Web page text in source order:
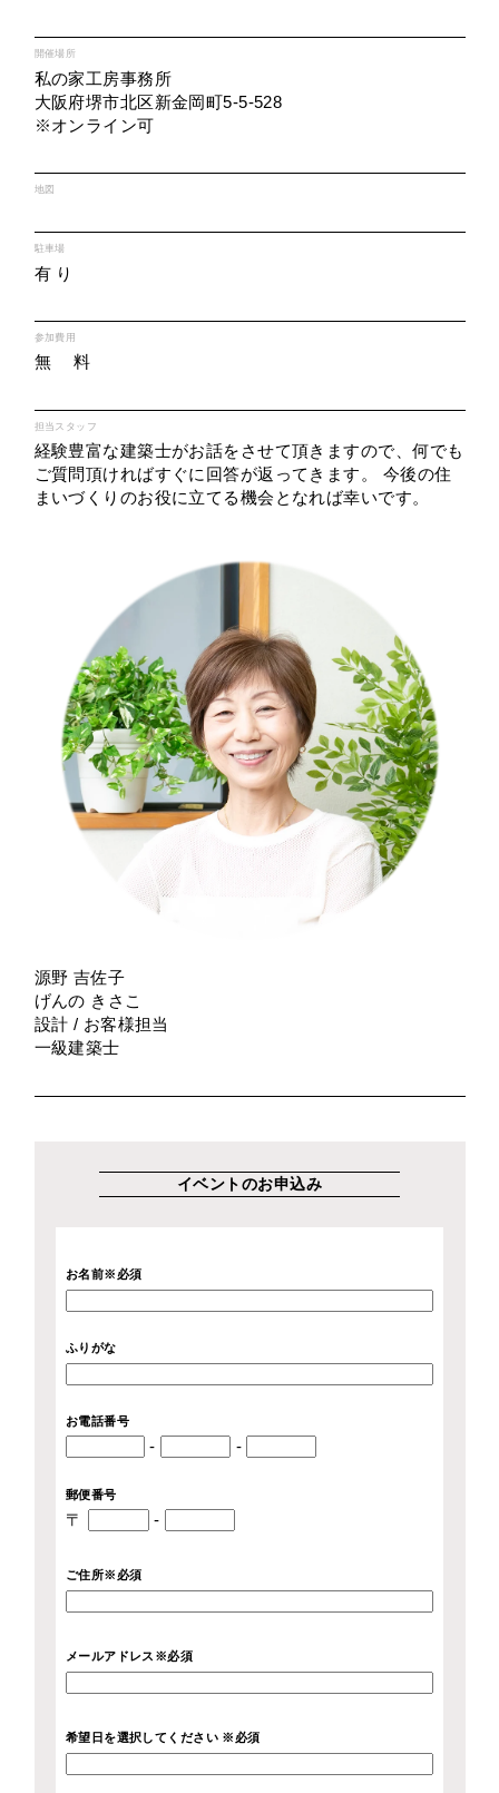
開催場所
私の家工房事務所
大阪府堺市北区新金岡町5-5-528
※オンライン可
地図
駐車場
有 り
参加費用
無 料
担当スタッフ
経験豊富な建築士がお話をさせて頂きますので、何でも
ご質問頂ければすぐに回答が返ってきます。 今後の住
まいづくりのお役に立てる機会となれば幸いです。
源野 吉佐子
げんの きさこ
設計 / お客様担当
一級建築士
イベントのお申込み
お名前※必須
ふりがな
お電話番号
- -
郵便番号
〒 -
ご住所※必須
メールアドレス※必須
希望日を選択してください ※必須